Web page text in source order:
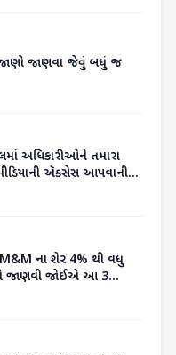
જાણવા જેવું બધું જ
અધિકારીઓને તમારા
ઍક્સેસ આપવાની
ના શેર 4% થી વધુ